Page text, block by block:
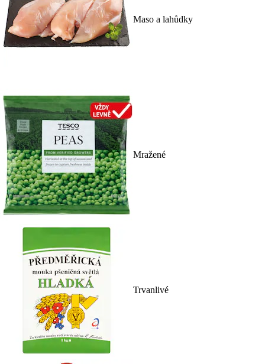
Maso a lahůdky
Mražené
Trvanlivé